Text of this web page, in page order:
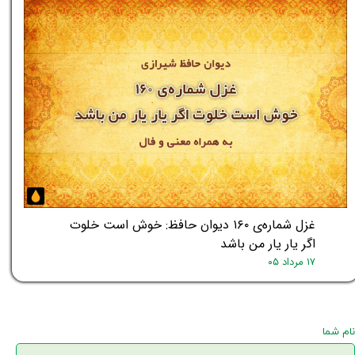
غزل شماره‌ی ۱۶۰ دیوان حافظ: خوش است خلوت
اگر یار یار من باشد
۱۷ مرداد ۰۵
نام شما